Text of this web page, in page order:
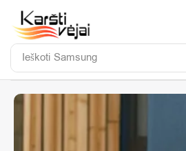
Ieškoti Daikin